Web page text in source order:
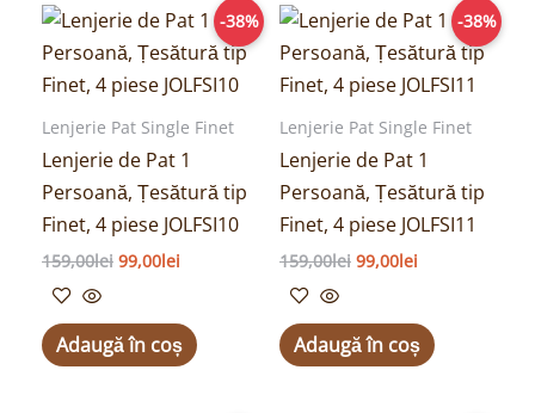
-38%
Lenjerie Pat Single Finet
Lenjerie de Pat 1
Persoană, Țesătură tip
Finet, 4 piese JOLFSI10
159,00lei
Prețul
inițial
a
fost:
159,00lei.
99,00lei
Prețul
curent
este:
99,00lei.
Adaugă în coș
-38%
Lenjerie Pat Single Finet
Lenjerie de Pat 1
Persoană, Țesătură tip
Finet, 4 piese JOLFSI11
159,00lei
Prețul
inițial
a
fost:
159,00lei.
99,00lei
Prețul
curent
este:
99,00lei.
Adaugă în coș